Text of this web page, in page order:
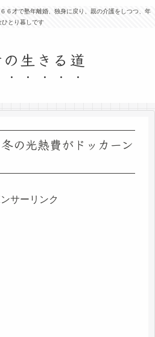
６才で塾年離婚、独身に戻り、親の介護をしつつ、年
ひとり暮しです
生きる道
の光熱費がドッカーン
サーリンク